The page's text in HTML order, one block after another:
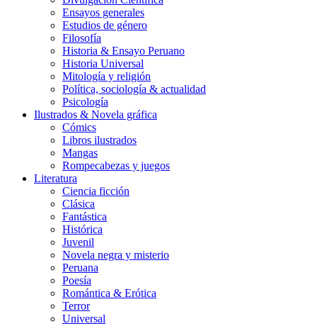
Ensayos generales
Estudios de género
Filosofía
Historia & Ensayo Peruano
Historia Universal
Mitología y religión
Política, sociología & actualidad
Psicología
Ilustrados & Novela gráfica
Cómics
Libros ilustrados
Mangas
Rompecabezas y juegos
Literatura
Ciencia ficción
Clásica
Fantástica
Histórica
Juvenil
Novela negra y misterio
Peruana
Poesía
Romántica & Erótica
Terror
Universal